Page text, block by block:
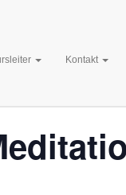
Kontakt